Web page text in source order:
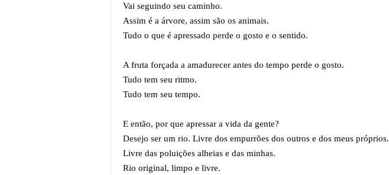
Vai seguindo seu caminho.
Assim é a árvore, assim são os animais.
Tudo o que é apressado perde o gosto e o sentido.
A fruta forçada a amadurecer antes do tempo perde o gosto.
Tudo tem seu ritmo.
Tudo tem seu tempo.
E então, por que apressar a vida da gente?
Desejo ser um rio. Livre dos empurrões dos outros e dos meus próprios.
Livre das poluições alheias e das minhas.
Rio original, limpo e livre.